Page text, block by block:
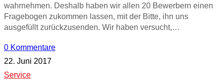
wahrnehmen. Deshalb haben wir allen 20 Bewerbern einen
Fragebogen zukommen lassen, mit der Bitte, ihn uns
ausgefüllt zurückzusenden. Wir haben versucht,…
0 Kommentare
22. Juni 2017
Service